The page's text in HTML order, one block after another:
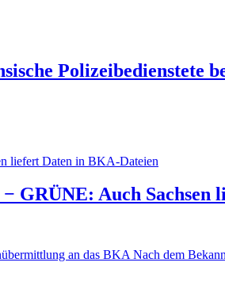
Polizeibedienstete
GRÜNE: Auch
an das BKA Nach dem